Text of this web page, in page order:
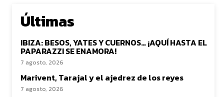
Últimas
IBIZA: BESOS, YATES Y CUERNOS… ¡AQUÍ HASTA EL
PAPARAZZI SE ENAMORA!
7 agosto, 2026
Marivent, Tarajal y el ajedrez de los reyes
7 agosto, 2026